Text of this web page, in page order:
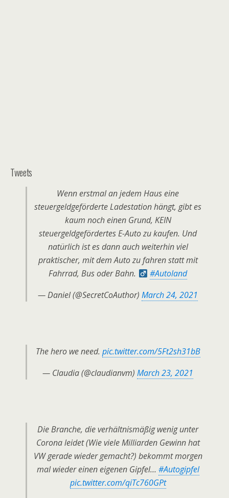
Tweets
Wenn erstmal an jedem Haus eine
steuergeldgeförderte Ladestation hängt, gibt es
kaum noch einen Grund, KEIN
steuergeldgefördertes E-Auto zu kaufen. Und
natürlich ist es dann auch weiterhin viel
praktischer, mit dem Auto zu fahren statt mit
Fahrrad, Bus oder Bahn. ‍
#Autoland
— Daniel (@SecretCoAuthor) March 24, 2021
The hero we need. pic.twitter.com/5Ft2sh31bB
— Claudia (@claudianvm) March 23, 2021
Die Branche, die verhältnismäßig wenig unter
Corona leidet (Wie viele Milliarden Gewinn hat
VW gerade wieder gemacht?) bekommt morgen
mal wieder einen eigenen Gipfel… #Autogipfel
pic.twitter.com/qiTc760GPt